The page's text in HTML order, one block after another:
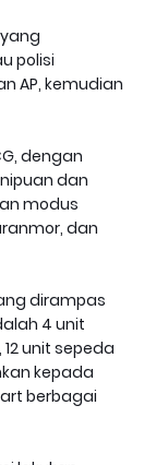
polisi
AP, kemudian
dengan
dan
modus
dan
dirampas
4 unit
unit sepeda
kepada
berbagai